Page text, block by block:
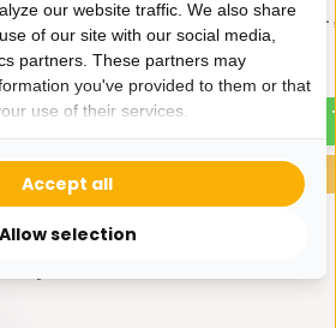
met
24,5 cm
Taartplateau Woody –
cm
44,99
our website traffic. We also share
of our site with our social media,
partners. These partners may
you've provided to them or that
use of their services.
Allow selection
Accept all